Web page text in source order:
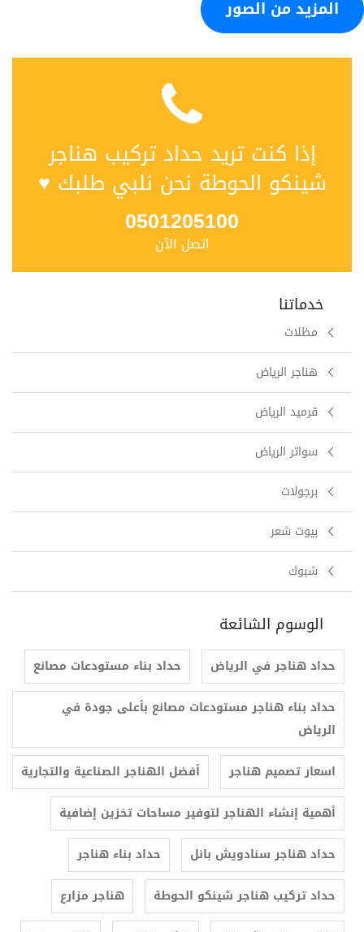
المزيد من الصور
إذا كنت تريد حداد تركيب هناجر
شينكو الحوطة نحن نلبي طلبك ♥
0501205100
اتصل الآن
خدماتنا
مظلات
هناجر الرياض
قرميد الرياض
سواتر الرياض
برجولات
بيوت شعر
شبوك
الوسوم الشائعة
حداد هناجر في الرياض
حداد بناء مستودعات مصانع
حداد بناء هناجر مستودعات مصانع بأعلى جودة في
الرياض
اسعار تصميم هناجر
أفضل الهناجر الصناعية والتجارية
أهمية إنشاء الهناجر لتوفير مساحات تخزين إضافية
حداد هناجر سنادويش بانل
حداد بناء هناجر
حداد تركيب هناجر شينكو الحوطة
هناجر مزارع